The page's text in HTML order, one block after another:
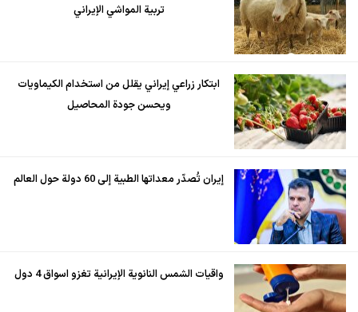
تربية المواشي الإيراني
ابتكار زراعي إيراني يقلل من استخدام الكيماويات
ويحسن جودة المحاصيل
إيران تُصدّر معداتها الطبية إلى 60 دولة حول العالم
واقيات الشمس النانوية الإيرانية تغزو اسواق 4 دول